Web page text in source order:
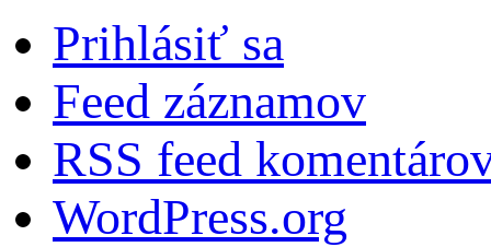
Prihlásiť sa
Feed záznamov
RSS feed
WordPress.org